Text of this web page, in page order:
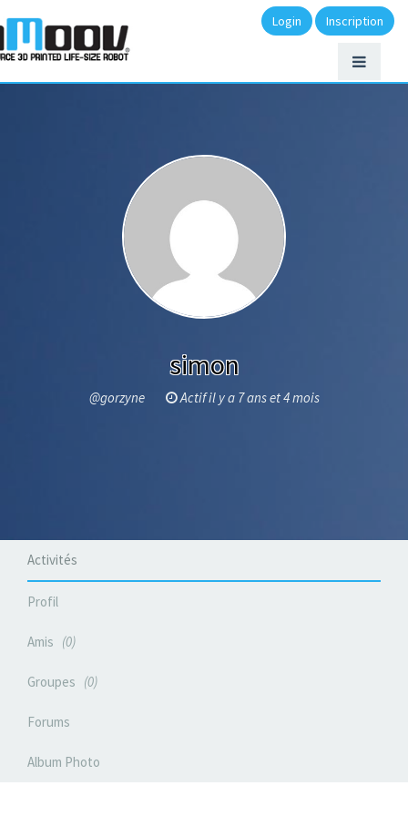
Login Inscription
simon
@gorzyne Actif il y a 7 ans et 4 mois
Activités
Profil
Amis 0
Groupes 0
Forums
Album Photo